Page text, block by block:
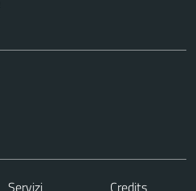
Servizi Credits